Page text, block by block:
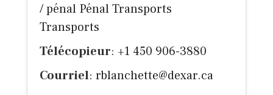
/ pénal Pénal Transports
Transports
Télécopieur: +1 450 906-3880
Courriel: rblanchette@dexar.ca